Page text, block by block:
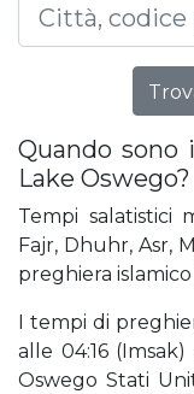
Quando
Lake Oswego?
Tempi salatistici
Fajr, Dhuhr, Asr,
preghiera
I tempi di
alle 04:16
Oswego Stati